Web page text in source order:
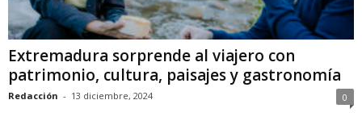
Extremadura sorprende al viajero con
patrimonio, cultura, paisajes y gastronomía
Redacción - 13 diciembre, 2024 0